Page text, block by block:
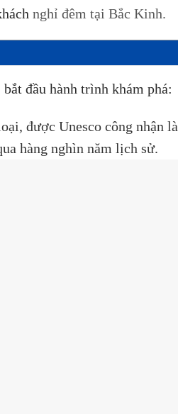
nghỉ đêm tại Bắc Kinh.
đầu hành trình khám phá:
được Unesco công nhận là
hàng nghìn năm lịch sử.